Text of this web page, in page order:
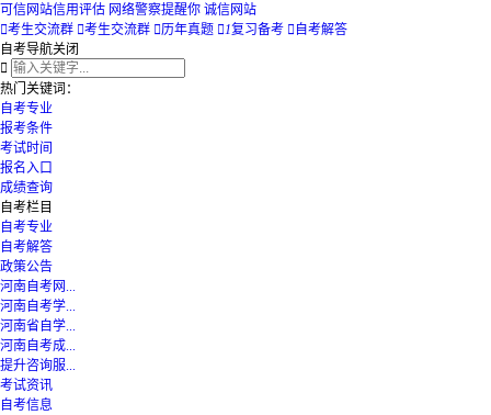
可信网站信用评估 网络警察提醒你 诚信网站
考生交流群 考生交流群 历年真题 1复习备考  自考解答
自考导航关闭

热门关键词：
自考专业
报考条件
考试时间
报名入口
成绩查询
自考栏目
自考专业
自考解答
政策公告
河南自考网...
河南自考学...
河南省自学...
河南自考成...
提升咨询服...
考试资讯
自考信息